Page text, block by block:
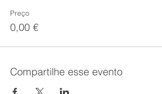
Preço
0,00 €
Compartilhe esse evento